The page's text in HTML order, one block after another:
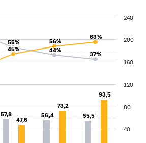
57,8
57,8 56,4
56,4 55,5
55,5
47,6
47,6
73,2
73,2
93,5
93,5
55%
55%
44%
44%
37%
37%
45%
45%
56%
56%
63%
63%
40
80
120
160
200
240